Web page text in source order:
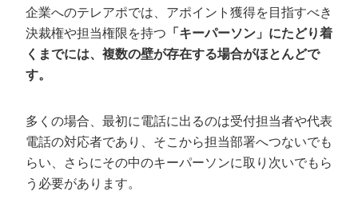
企業へのテレアポでは、アポイント獲得を目指すべき
決裁権や担当権限を持つ 「キーパーソン」にたどり着
くまでには、複数の壁が存在する場合がほとんどで
す。
多くの場合、最初に電話に出るのは受付担当者や代表
電話の対応者であり、そこから担当部署へつないでも
らい、さらにその中のキーパーソンに取り次いでもら
う必要があります。